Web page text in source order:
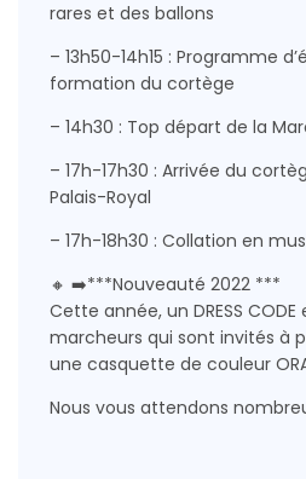
rares et des ballons
– 13h50-14h15 : Programme
formation du cortège
– 14h30 : Top départ de la
– 17h-17h30 : Arrivée du
Palais-Royal
– 17h-18h30 : Collation en
🔸 ➡️***Nouveauté 2022 ***
Cette année, un DRESS
marcheurs qui sont invités à
une casquette de couleur
Nous vous attendons